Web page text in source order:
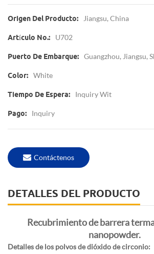
Origen Del Producto: Jiangsu, China
Artículo No.: U702
Puerto De Embarque: Guangzhou, Jiangsu,
Color: White
Tiempo De Espera: Inquiry Wit
Pago: Inquiry
Contáctenos
DETALLES DEL PRODUCTO
Recubrimiento de barrera
nanopowder.
Detalles de los polvos de dióxido de circonio: